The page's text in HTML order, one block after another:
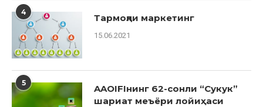
4
Тармоқли маркетинг
15.06.2021
5
AAOIFIнинг 62-сонли “Сукук”
шариат меъёри лойиҳаси